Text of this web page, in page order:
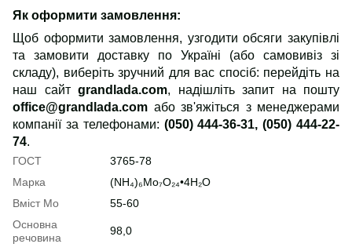
Як оформити замовлення:
Щоб оформити замовлення, узгодити обсяги закупівлі
та замовити доставку по Україні (або самовивіз зі
складу), виберіть зручний для вас спосіб: перейдіть на
наш сайт grandlada.com, надішліть запит на пошту
office@grandlada.com або зв'яжіться з менеджерами
компанії за телефонами: (050) 444-36-31, (050) 444-22-
74.
ГОСТ
3765-78
Марка
(NH₄)₆Mo₇O₂₄•4H₂O
Вміст Mo
55-60
Основна
речовина
98,0